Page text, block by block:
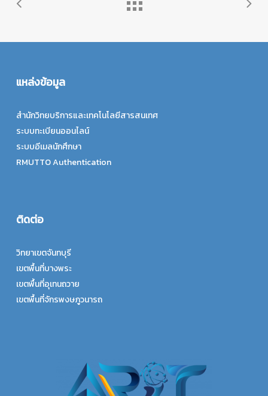
แหล่งข้อมูล
สำนักวิทยบริการและเทคโนโลยีสารสนเทศ
ระบบทะเบียนออนไลน์
ระบบอีเมลนักศึกษา
RMUTTO Authentication
ติดต่อ
วิทยาเขตจันทบุรี
เขตพื้นที่บางพระ
เขตพื้นที่อุเทนถวาย
เขตพื้นที่จักรพงษภูวนารถ